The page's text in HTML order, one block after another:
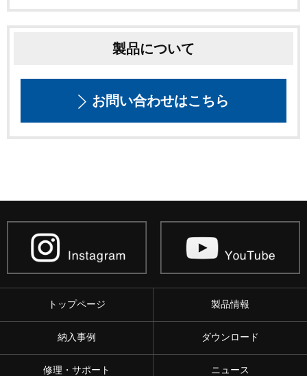
製品について
お問い合わせはこちら
トップページ 製品情報
納入事例 ダウンロード
修理・サポート ニュース